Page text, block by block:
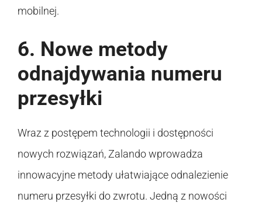
mobilnej.
6. Nowe metody
odnajdywania numeru
przesyłki
Wraz z postępem technologii i dostępności
nowych rozwiązań, Zalando wprowadza
innowacyjne metody ułatwiające odnalezienie
numeru przesyłki do zwrotu. Jedną z nowości